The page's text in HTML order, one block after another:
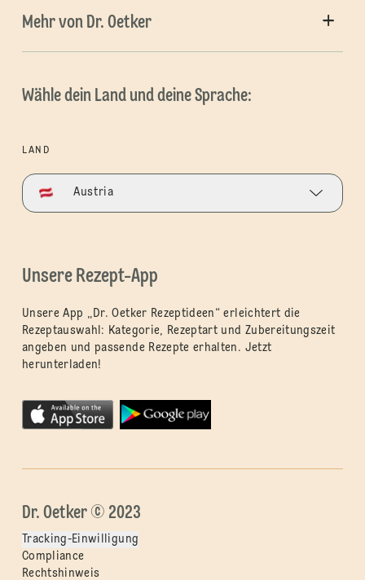
Mehr von Dr. Oetker
Wähle dein Land und deine Sprache:
LAND
Austria
Unsere Rezept-App
Unsere App „Dr. Oetker Rezeptideen“ erleichtert die
Rezeptauswahl: Kategorie, Rezeptart und Zubereitungszeit
angeben und passende Rezepte erhalten. Jetzt
herunterladen!
Dr. Oetker © 2023
Tracking-Einwilligung
Compliance
Rechtshinweis